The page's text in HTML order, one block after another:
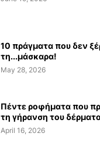
10 πράγματα που δεν
τη...μάσκαρα!
May 28, 2026
Πέντε ροφήματα που
τη γήρανση του
April 16, 2026